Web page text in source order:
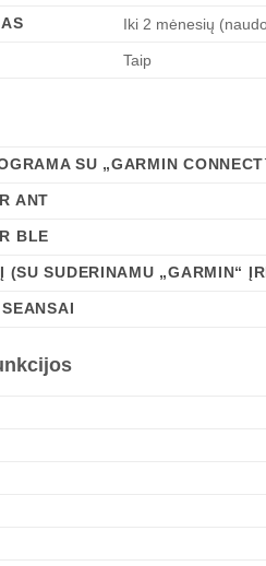
Iki 2 mėnesių
Taip
SU „GARMIN
ANT
BLE
(SU SUDERINAMU „GARMIN“